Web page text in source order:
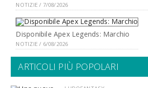
NOTIZIE / 7/08/2026
Disponibile Apex Legends: Marchio
NOTIZIE / 6/08/2026
ARTICOLI PIÙ POPOLARI